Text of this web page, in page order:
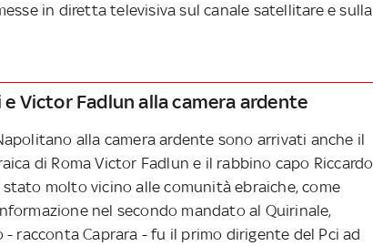
in diretta televisiva sul canale satellitare e sulla
Victor Fadlun alla camera ardente
alla camera ardente sono arrivati anche il
di Roma Victor Fadlun e il rabbino capo Riccardo
molto vicino alle comunità ebraiche, come
nel secondo mandato al Quirinale,
racconta Caprara - fu il primo dirigente del Pci ad